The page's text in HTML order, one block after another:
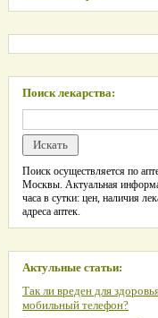
Поиск лекарства:
Поиск осуществляется по
Москвы. Актуальная
часа в сутки: цен, наличия
адреса аптек.
Актульные статьи:
Так ли вреден для
мобильный телефон?